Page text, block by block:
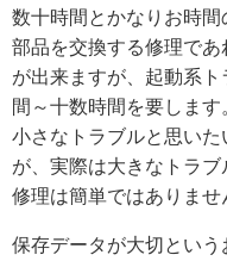
数十時間とかなりお時間
部品を交換する修理で
が出来ますが、起動系
間～十数時間を要します
小さなトラブルと思い
が、実際は大きなトラ
修理は簡単ではありませ
保存データが大切とい